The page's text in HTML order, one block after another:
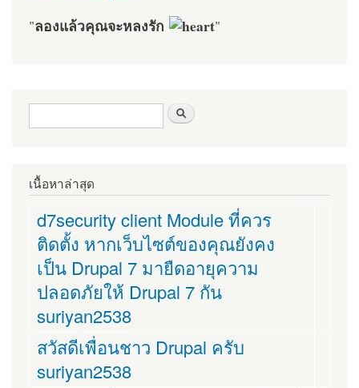
"ลองแล้วคุณจะหลงรัก "
ฟอร์มค้นหา
เนื้อหาล่าสุด
d7security client Module ที่ควร
ติดตั้ง หากเว็บไซต์ของคุณยังคง
เป็น Drupal 7 มายืดอายุความ
ปลอดภัยให้ Drupal 7 กัน
suriyan2538
สวัสดีเพื่อนชาว Drupal ครับ
suriyan2538